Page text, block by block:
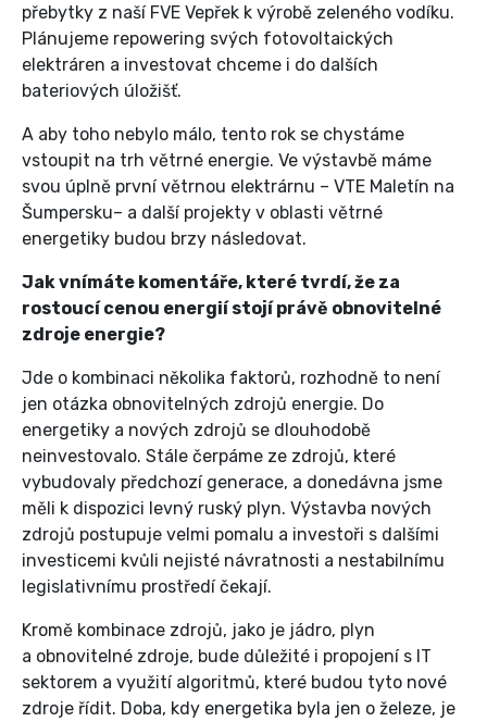
přebytky z naší FVE Vepřek k výrobě zeleného vodíku.
Plánujeme repowering svých fotovoltaických
elektráren a investovat chceme i do dalších
bateriových úložišť.
A aby toho nebylo málo, tento rok se chystáme
vstoupit na trh větrné energie. Ve výstavbě máme
svou úplně první větrnou elektrárnu – VTE Maletín na
Šumpersku– a další projekty v oblasti větrné
energetiky budou brzy následovat.
Jak vnímáte komentáře, které tvrdí, že za
rostoucí cenou energií stojí právě obnovitelné
zdroje energie?
Jde o kombinaci několika faktorů, rozhodně to není
jen otázka obnovitelných zdrojů energie. Do
energetiky a nových zdrojů se dlouhodobě
neinvestovalo. Stále čerpáme ze zdrojů, které
vybudovaly předchozí generace, a donedávna jsme
měli k dispozici levný ruský plyn. Výstavba nových
zdrojů postupuje velmi pomalu a investoři s dalšími
investicemi kvůli nejisté návratnosti a nestabilnímu
legislativnímu prostředí čekají.
Kromě kombinace zdrojů, jako je jádro, plyn
a obnovitelné zdroje, bude důležité i propojení s IT
sektorem a využití algoritmů, které budou tyto nové
zdroje řídit. Doba, kdy energetika byla jen o železe, je